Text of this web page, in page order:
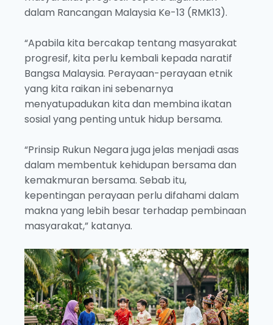
dalam Rancangan Malaysia Ke-13 (RMK13).
“Apabila kita bercakap tentang masyarakat
progresif, kita perlu kembali kepada naratif
Bangsa Malaysia. Perayaan-perayaan etnik
yang kita raikan ini sebenarnya
menyatupadukan kita dan membina ikatan
sosial yang penting untuk hidup bersama.
“Prinsip Rukun Negara juga jelas menjadi asas
dalam membentuk kehidupan bersama dan
kemakmuran bersama. Sebab itu,
kepentingan perayaan perlu difahami dalam
makna yang lebih besar terhadap pembinaan
masyarakat,” katanya.